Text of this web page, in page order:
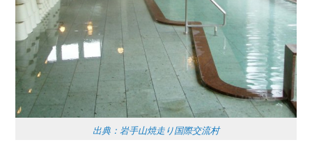
出典：岩手山焼走り国際交流村